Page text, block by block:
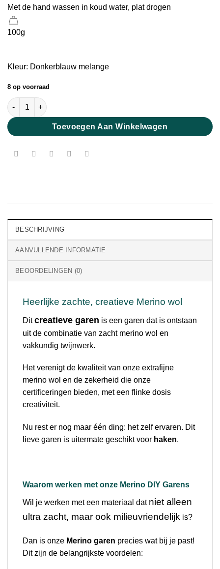
Met de hand wassen in koud water, plat drogen
100g
Kleur: Donkerblauw melange
8 op voorraad
Creatief Merino Garen Donkerblauw melange aantal
Toevoegen Aan Winkelwagen
BESCHRIJVING
AANVULLENDE INFORMATIE
BEOORDELINGEN (0)
Heerlijke zachte, creatieve Merino wol
Ditcreatieve garen is een garen dat is ontstaan
uit de combinatie van zacht merino wol en
vakkundig twijnwerk.
Het verenigt de kwaliteit van onze extrafijne
merino wol en de zekerheid die onze
certificeringen bieden, met een flinke dosis
creativiteit.
Nu rest er nog maar één ding: het zelf ervaren. Dit
lieve garen is uitermate geschikt voor haken.
Waarom werken met onze Merino DIY Garens
Wil je werken met een materiaal dat niet alleen
ultra zacht, maar ook milieuvriendelijk is?
Dan is onze Merino garen precies wat bij je past!
Dit zijn de belangrijkste voordelen: